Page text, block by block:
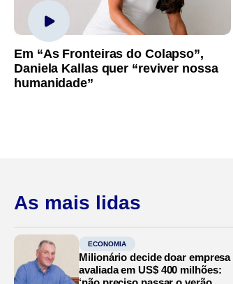
Em “As Fronteiras do Colapso”,
Daniela Kallas quer “reviver nossa
humanidade”
As mais lidas
ECONOMIA
Milionário decide doar empresa
avaliada em US$ 400 milhões: